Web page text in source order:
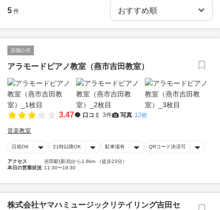
5 件
店舗公式
アラモードピアノ教室（燕市吉田教室）
3.47 口コミ 3件 写真 12枚
音楽教室
日祝OK 21時以降OK 駐車場有 QRコード決済可
アクセス
吉田駅(新潟)から1.8km （徒歩23分）
本日の営業状況 11:30〜19:30
株式会社ヤマハミュージックリテイリング吉田セ